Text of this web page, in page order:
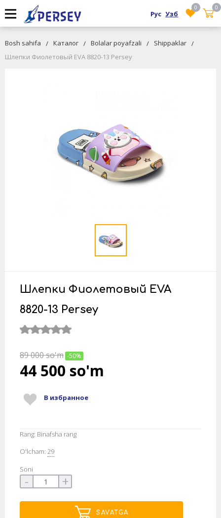
0
0
Рус Узб
Bosh sahifa Каталог Bolalar poyafzali
Shippaklar
Шлепки Фиолетовый EVA 8820-13 Persey
Шлепки Фиолетовый EVA
8820-13 Persey
89 000so'm -50%
44 500 so'm
В избранное
Rang: Binafsha rang
O'lcham: 29
Soni
- +
SAVATGA